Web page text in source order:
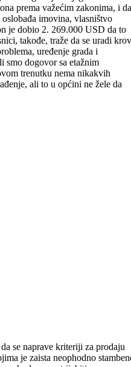
koje je Svjetska banka
obnavljanje stambenog
velikog broja izbjeglih i
prema važećim zakonima, i da
imovina, vlasništvo
je dobio 2. 269.000 USD da to
takođe, traže da se uradi krov
uređenje grada i
smo dogovor sa etažnim